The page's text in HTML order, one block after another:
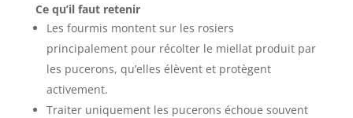
Ce qu’il faut retenir
Les fourmis montent sur les rosiers
principalement pour récolter le miellat produit par
les pucerons, qu’elles élèvent et protègent
activement.
Traiter uniquement les pucerons échoue souvent